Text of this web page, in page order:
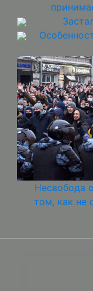
Несвобода
том, как не